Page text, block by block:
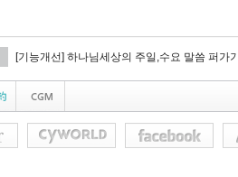
[기능개선] 하나님세상의 주일,수요 말씀 퍼가